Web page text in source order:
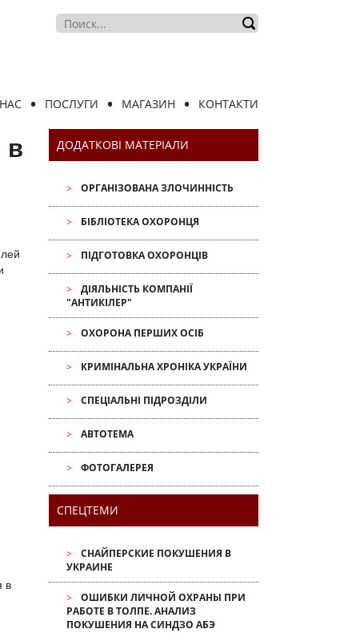
ПОСЛУГИ МАГАЗИН КОНТАКТИ
в
в
ДОДАТКОВІ МАТЕРІАЛИ
ОРГАНІЗОВАНА ЗЛОЧИННІСТЬ
БІБЛІОТЕКА ОХОРОНЦЯ
ПІДГОТОВКА ОХОРОНЦІВ
ДІЯЛЬНІСТЬ КОМПАНІЇ
"АНТИКІЛЕР"
ОХОРОНА ПЕРШИХ ОСІБ
КРИМІНАЛЬНА ХРОНІКА УКРАЇНИ
СПЕЦІАЛЬНІ ПІДРОЗДІЛИ
АВТОТЕМА
ФОТОГАЛЕРЕЯ
СПЕЦТЕМИ
СНАЙПЕРСКИЕ ПОКУШЕНИЯ В
УКРАИНЕ
ОШИБКИ ЛИЧНОЙ ОХРАНЫ ПРИ
РАБОТЕ В ТОЛПЕ. АНАЛИЗ
ПОКУШЕНИЯ НА СИНДЗО АБЭ